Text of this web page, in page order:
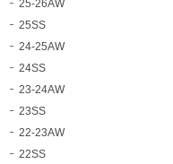
25-26AW
25SS
24-25AW
24SS
23-24AW
23SS
22-23AW
22SS